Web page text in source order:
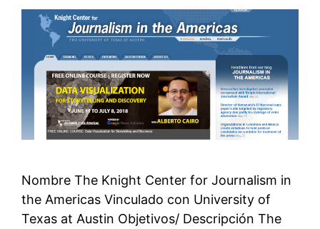
Nombre The Knight Center for Journalism in
the Americas Vinculado con University of
Texas at Austin Objetivos/ Descripción The